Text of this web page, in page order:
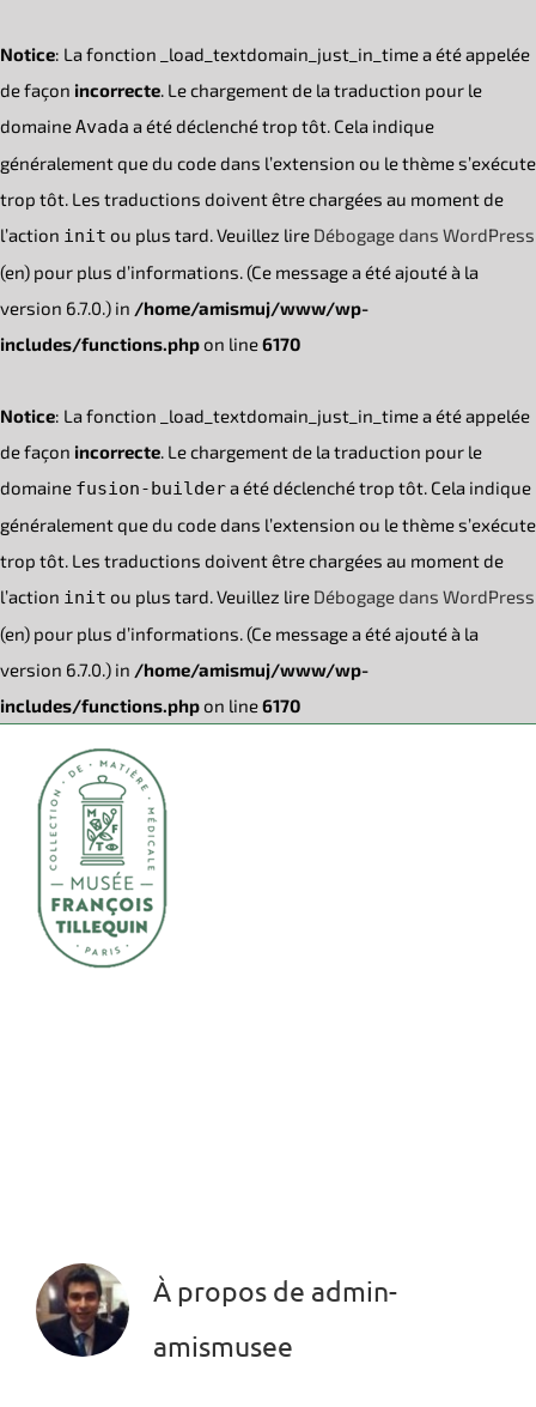
Notice: La fonction _load_textdomain_just_in_time a été appelée
de façon incorrecte. Le chargement de la traduction pour le
domaineAvada a été déclenché trop tôt. Cela indique
généralement que du code dans l’extension ou le thème s’exécute
trop tôt. Les traductions doivent être chargées au moment de
l’action init ou plus tard. Veuillez lire Débogage dans WordPress
(en) pour plus d’informations. (Ce message a été ajouté à la
version 6.7.0.) in /home/amismuj/www/wp-
includes/functions.phpon line6170
Notice: La fonction _load_textdomain_just_in_time a été appelée
de façon incorrecte. Le chargement de la traduction pour le
domaine fusion-buildera été déclenché trop tôt. Cela indique
généralement que du code dans l’extension ou le thème s’exécute
trop tôt. Les traductions doivent être chargées au moment de
l’action init ou plus tard. Veuillez lire Débogage dans WordPress
(en) pour plus d’informations. (Ce message a été ajouté à la
version 6.7.0.) in /home/amismuj/www/wp-
includes/functions.phpon line6170
contenu
À propos de admin-
amismusee